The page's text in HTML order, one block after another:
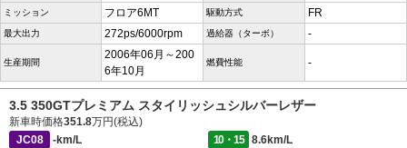
ミッション フロア6MT 駆動方式 FR
最大出力 272ps/6000rpm 過給器（ターボ） -
生産期間
2006年06月～200
6年10月
燃費性能 -
3.5 350GTプレミアム スタイリッシュシルバーレザー
新車時価格351.8万円(税込)
JC08
-km/L 10・15
8.6km/L